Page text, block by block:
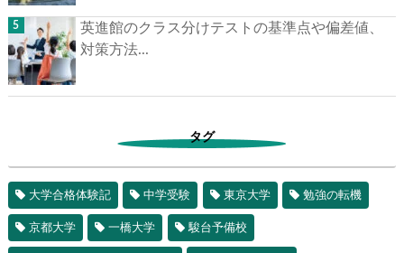
英進館のクラス分けテストの基準点や偏差値、
対策方法...
タグ
大学合格体験記 中学受験 東京大学 勉強の転機
京都大学 一橋大学 駿台予備校